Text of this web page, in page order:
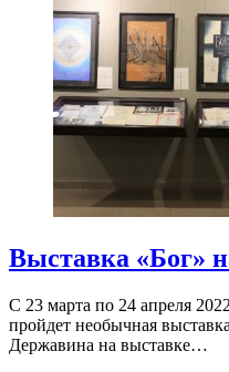
Выставка «Бог»
С 23 марта по 24 апреля
пройдет необычная
Державина на выставке…